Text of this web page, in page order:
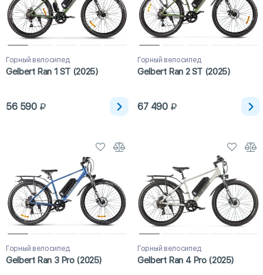
Горный велосипед
Gelbert Ran 1 ST (2025)
56 590
Горный велосипед
Gelbert Ran 2 ST (2025)
67 490
Горный велосипед
Gelbert Ran 3 Pro (2025)
Горный велосипед
Gelbert Ran 4 Pro (2025)